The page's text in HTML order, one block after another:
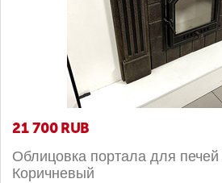
21 700 RUB
Облицовка портала для
Коричневый